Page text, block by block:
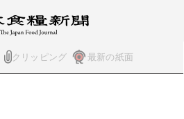
クリッピング 最新の紙面